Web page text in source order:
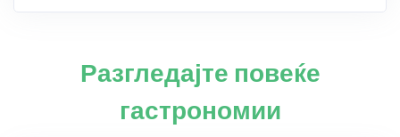
Разгледајте повеќе
гастрономии